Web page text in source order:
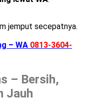
jemput secepatnya.
– WA 0813-3604-
– Bersih,
Jauh